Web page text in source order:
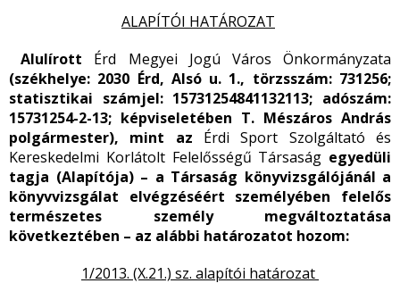
ALAPÍTÓI HATÁROZAT
Alulírott Érd Megyei Jogú Város Önkormányzata
(székhelye: 2030 Érd, Alsó u. 1., törzsszám: 731256;
statisztikai számjel: 15731254841132113; adószám:
15731254-2-13; képviseletében T. Mészáros András
polgármester), mint az Érdi Sport Szolgáltató és
Kereskedelmi Korlátolt Felelősségű Társaság egyedüli
tagja (Alapítója) – a Társaság könyvizsgálójánál a
könyvvizsgálat elvégzéséért személyében felelős
természetes személy megváltoztatása
következtében – az alábbi határozatot hozom:
1/2013. (X.21.) sz. alapítói határozat